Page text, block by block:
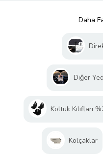
Daha
Diğer
Koltuk Kılıfları
Kolçaklar